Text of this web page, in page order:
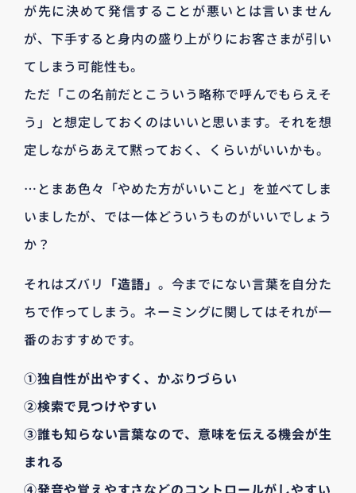
が先に決めて発信することが悪いとは言いません
が、下手すると身内の盛り上がりにお客さまが引い
てしまう可能性も。
ただ「この名前だとこういう略称で呼んでもらえそ
う」と想定しておくのはいいと思います。それを想
定しながらあえて黙っておく、くらいがいいかも。
…とまあ色々「やめた方がいいこと」を並べてしま
いましたが、では一体どういうものがいいでしょう
か？
それはズバリ 「造語」 。今までにない言葉を自分た
ちで作ってしまう。ネーミングに関してはそれが一
番のおすすめです。
①独自性が出やすく、かぶりづらい
②検索で見つけやすい
③誰も知らない言葉なので、意味を伝える機会が生
まれる
④発音や覚えやすさなどのコントロールがしやすい